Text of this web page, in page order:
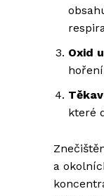
Oxid
které
a